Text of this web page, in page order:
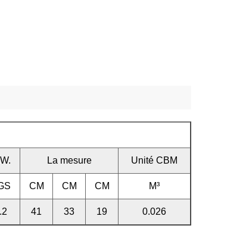
La mesure Unité CBM
CM CM CM M³
41 33 19 0.026